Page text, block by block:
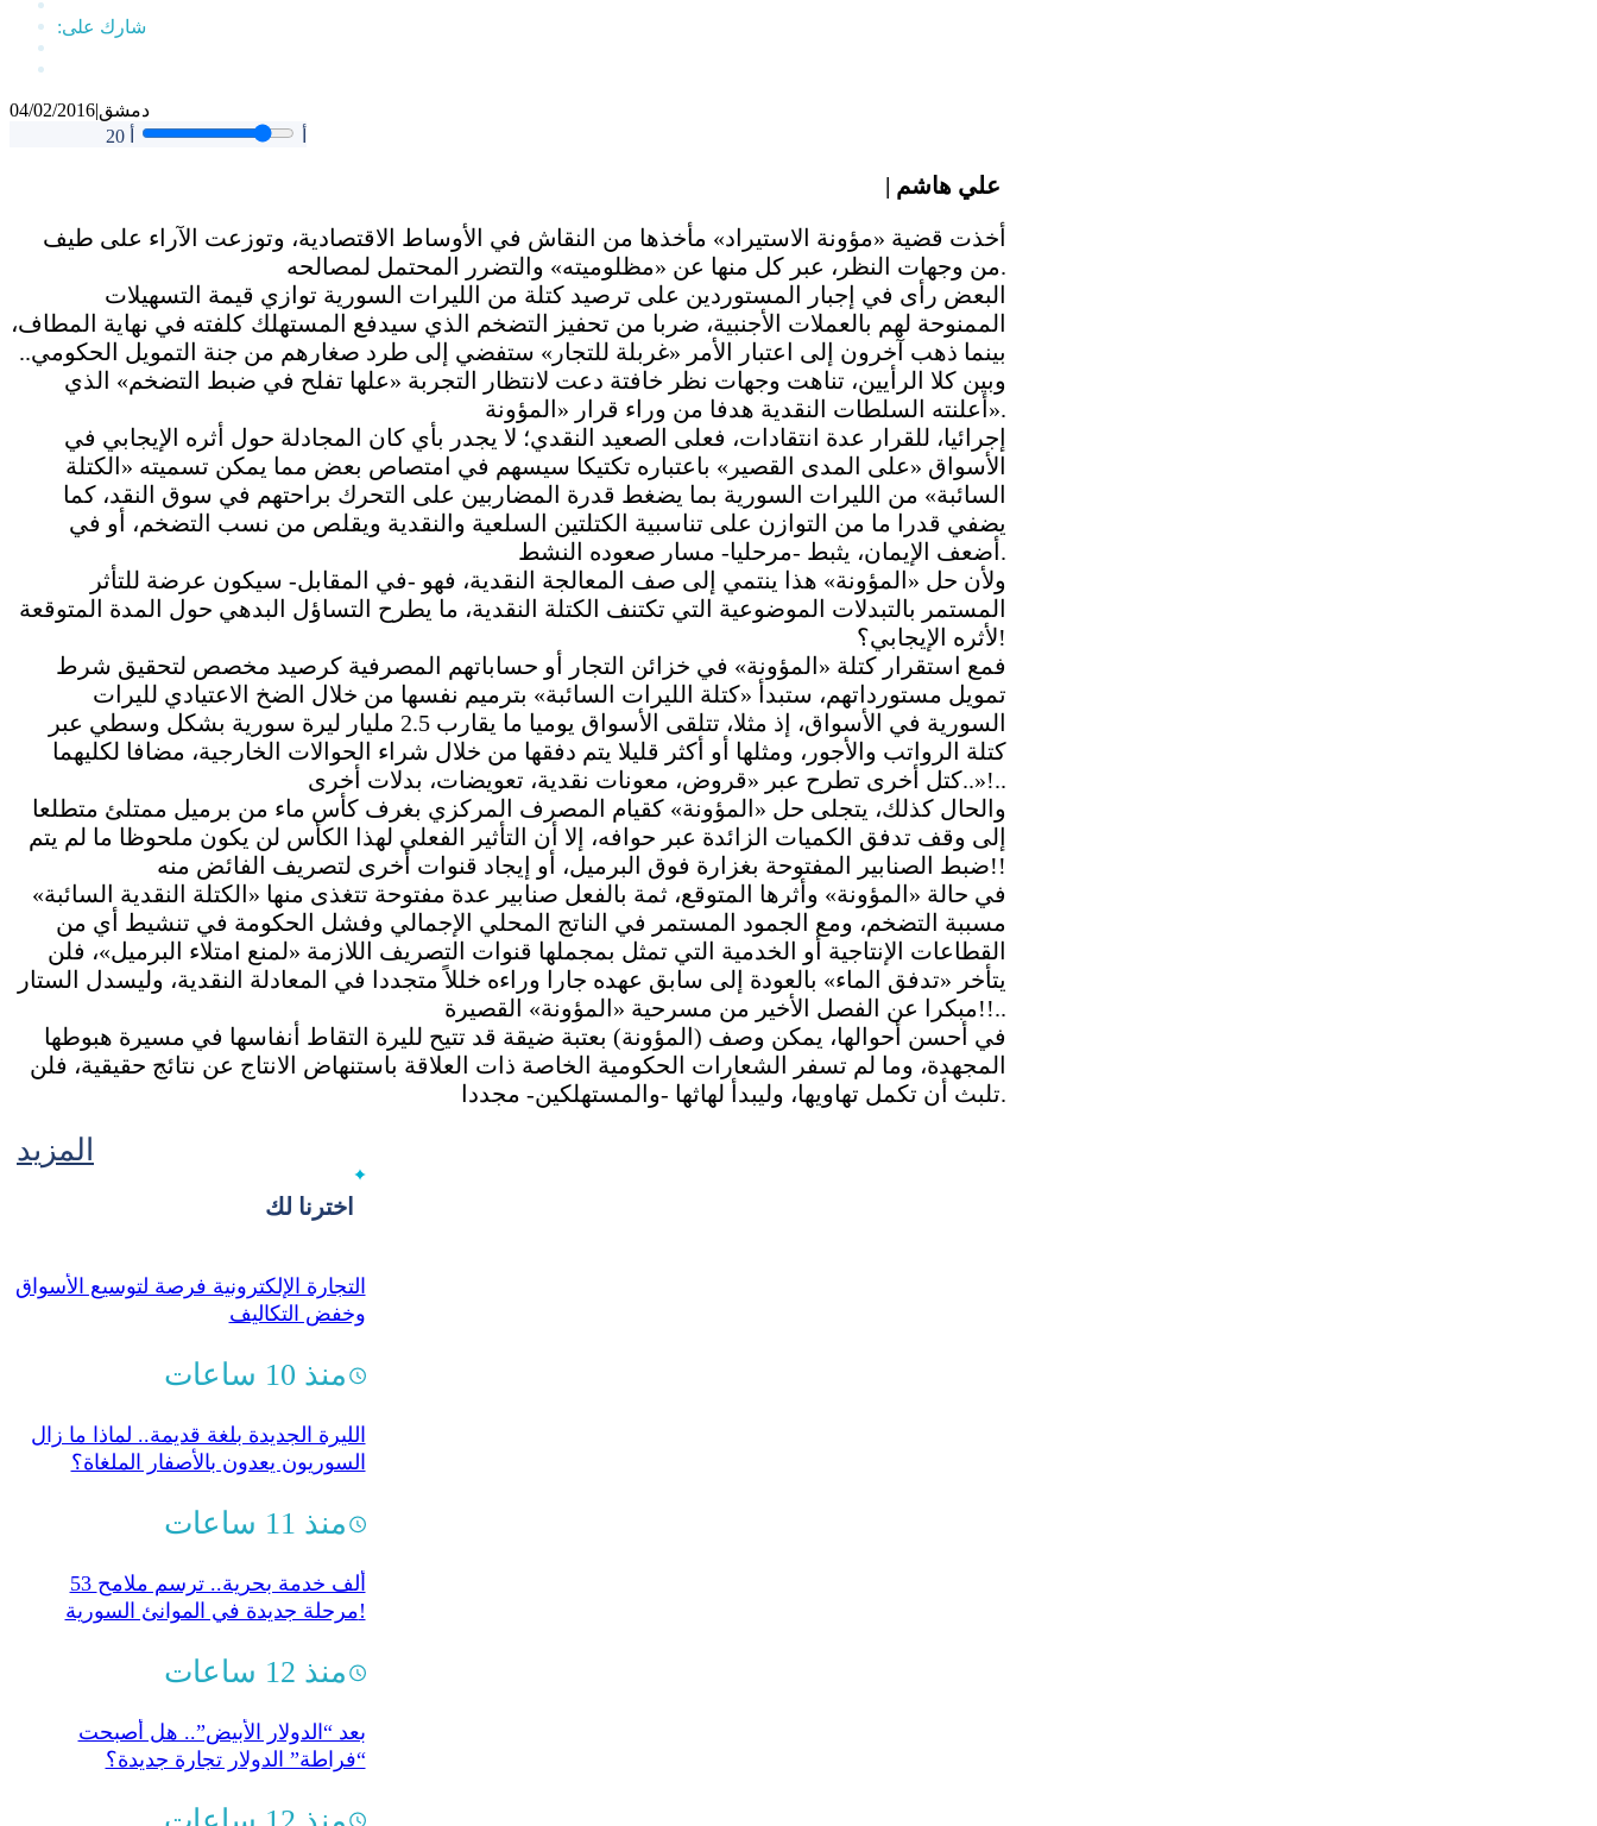
04/02/2016|دمشق
20
أخذت قضية «مؤونة الاستيراد» مأخذها من النقاش في الأوساط الاقتصادية، وتوزعت الآراء على طيف
من وجهات النظر، عبر كل منها عن «مظلوميته» والتضرر المحتمل لمصالحه.
البعض رأى في إجبار المستوردين على ترصيد كتلة من الليرات السورية توازي قيمة التسهيلات
الممنوحة لهم بالعملات الأجنبية، ضربا من تحفيز التضخم الذي سيدفع المستهلك كلفته في نهاية المطاف،
بينما ذهب آخرون إلى اعتبار الأمر «غربلة للتجار» ستفضي إلى طرد صغارهم من جنة التمويل الحكومي..
وبين كلا الرأيين، تناهت وجهات نظر خافتة دعت لانتظار التجربة «علها تفلح في ضبط التضخم» الذي
أعلنته السلطات النقدية هدفا من وراء قرار «المؤونة».
إجرائيا، للقرار عدة انتقادات، فعلى الصعيد النقدي؛ لا يجدر بأي كان المجادلة حول أثره الإيجابي في
الأسواق «على المدى القصير» باعتباره تكتيكا سيسهم في امتصاص بعض مما يمكن تسميته «الكتلة
السائبة» من الليرات السورية بما يضغط قدرة المضاربين على التحرك براحتهم في سوق النقد، كما
يضفي قدرا ما من التوازن على تناسبية الكتلتين السلعية والنقدية ويقلص من نسب التضخم، أو في
أضعف الإيمان، يثبط -مرحليا- مسار صعوده النشط.
ولأن حل «المؤونة» هذا ينتمي إلى صف المعالجة النقدية، فهو -في المقابل- سيكون عرضة للتأثر
المستمر بالتبدلات الموضوعية التي تكتنف الكتلة النقدية، ما يطرح التساؤل البدهي حول المدة المتوقعة
لأثره الإيجابي؟!
فمع استقرار كتلة «المؤونة» في خزائن التجار أو حساباتهم المصرفية كرصيد مخصص لتحقيق شرط
تمويل مستورداتهم، ستبدأ «كتلة الليرات السائبة» بترميم نفسها من خلال الضخ الاعتيادي لليرات
السورية في الأسواق، إذ مثلا، تتلقى الأسواق يوميا ما يقارب 2.5 مليار ليرة سورية بشكل وسطي عبر
كتلة الرواتب والأجور، ومثلها أو أكثر قليلا يتم دفقها من خلال شراء الحوالات الخارجية، مضافا لكليهما
كتل أخرى تطرح عبر «قروض، معونات نقدية، تعويضات، بدلات أخرى..»!..
والحال كذلك، يتجلى حل «المؤونة» كقيام المصرف المركزي بغرف كأس ماء من برميل ممتلئ متطلعا
إلى وقف تدفق الكميات الزائدة عبر حوافه، إلا أن التأثير الفعلي لهذا الكأس لن يكون ملحوظا ما لم يتم
ضبط الصنابير المفتوحة بغزارة فوق البرميل، أو إيجاد قنوات أخرى لتصريف الفائض منه!!
في حالة «المؤونة» وأثرها المتوقع، ثمة بالفعل صنابير عدة مفتوحة تتغذى منها «الكتلة النقدية السائبة»
مسببة التضخم، ومع الجمود المستمر في الناتج المحلي الإجمالي وفشل الحكومة في تنشيط أي من
القطاعات الإنتاجية أو الخدمية التي تمثل بمجملها قنوات التصريف اللازمة «لمنع امتلاء البرميل»، فلن
يتأخر «تدفق الماء» بالعودة إلى سابق عهده جارا وراءه خللاً متجددا في المعادلة النقدية، وليسدل الستار
مبكرا عن الفصل الأخير من مسرحية «المؤونة» القصيرة!!..
في أحسن أحوالها، يمكن وصف (المؤونة) بعتبة ضيقة قد تتيح لليرة التقاط أنفاسها في مسيرة هبوطها
المجهدة، وما لم تسفر الشعارات الحكومية الخاصة ذات العلاقة باستنهاض الانتاج عن نتائج حقيقية، فلن
تلبث أن تكمل تهاويها، وليبدأ لهاثها -والمستهلكين- مجددا.
المزيد
اخترنا لك
التجارة الإلكترونية فرصة لتوسيع الأسواق
وخفض التكاليف
منذ 10 ساعات
الليرة الجديدة بلغة قديمة..‏ لماذا ما زال
السوريون يعدون بالأصفار الملغاة؟
منذ 11 ساعات
53 ألف خدمة بحرية.. ترسم ملامح
مرحلة جديدة في الموانئ السورية!
منذ 12 ساعات
بعد “الدولار الأبيض”.. هل أصبحت
“فراطة” الدولار تجارة جديدة؟